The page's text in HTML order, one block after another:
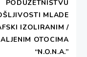
PODUZETNIŠTVU
MLADE
IZOLIRANIM /
OTOCIMA
“N.O.N.A.”
Portal koji
prostornih
slanja
za određeno